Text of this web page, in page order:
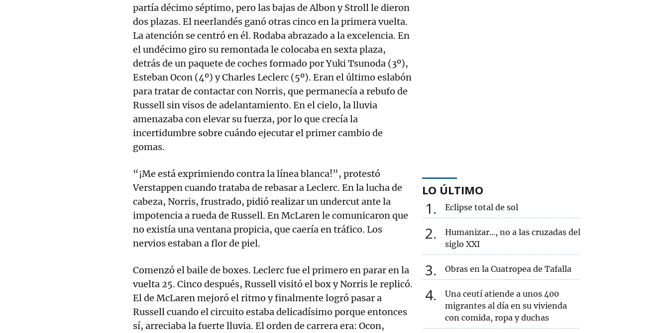
partía décimo séptimo, pero las bajas de Albon y Stroll le dieron
dos plazas. El neerlandés ganó otras cinco en la primera vuelta.
La atención se centró en él. Rodaba abrazado a la excelencia. En
el undécimo giro su remontada le colocaba en sexta plaza,
detrás de un paquete de coches formado por Yuki Tsunoda (3º),
Esteban Ocon (4º) y Charles Leclerc (5º). Eran el último eslabón
para tratar de contactar con Norris, que permanecía a rebufo de
Russell sin visos de adelantamiento. En el cielo, la lluvia
amenazaba con elevar su fuerza, por lo que crecía la
incertidumbre sobre cuándo ejecutar el primer cambio de
gomas.
“¡Me está exprimiendo contra la línea blanca!”, protestó
Verstappen cuando trataba de rebasar a Leclerc. En la lucha de
cabeza, Norris, frustrado, pidió realizar un undercut ante la
impotencia a rueda de Russell. En McLaren le comunicaron que
no existía una ventana propicia, que caería en tráfico. Los
nervios estaban a flor de piel.
Comenzó el baile de boxes. Leclerc fue el primero en parar en la
vuelta 25. Cinco después, Russell visitó el box y Norris le replicó.
El de McLaren mejoró el ritmo y finalmente logró pasar a
Russell cuando el circuito estaba delicadísimo porque entonces
sí, arreciaba la fuerte lluvia. El orden de carrera era: Ocon,
LO ÚLTIMO
1 Eclipse total de sol
2
Humanizar..., no a las cruzadas del
siglo XXI
3 Obras en la Cuatropea de Tafalla
4
Una ceutí atiende a unos 400
migrantes al día en su vivienda
con comida, ropa y duchas